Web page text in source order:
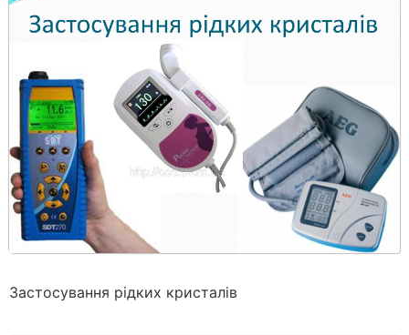
Застосування рідких кристалів